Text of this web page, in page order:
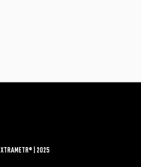
XTRAMETR® | 2025